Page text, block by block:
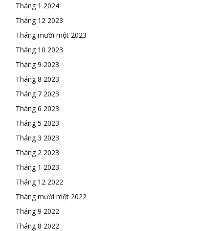
Tháng 1 2024
Tháng 12 2023
Tháng mười một 2023
Tháng 10 2023
Tháng 9 2023
Tháng 8 2023
Tháng 7 2023
Tháng 6 2023
Tháng 5 2023
Tháng 3 2023
Tháng 2 2023
Tháng 1 2023
Tháng 12 2022
Tháng mười một 2022
Tháng 9 2022
Tháng 8 2022